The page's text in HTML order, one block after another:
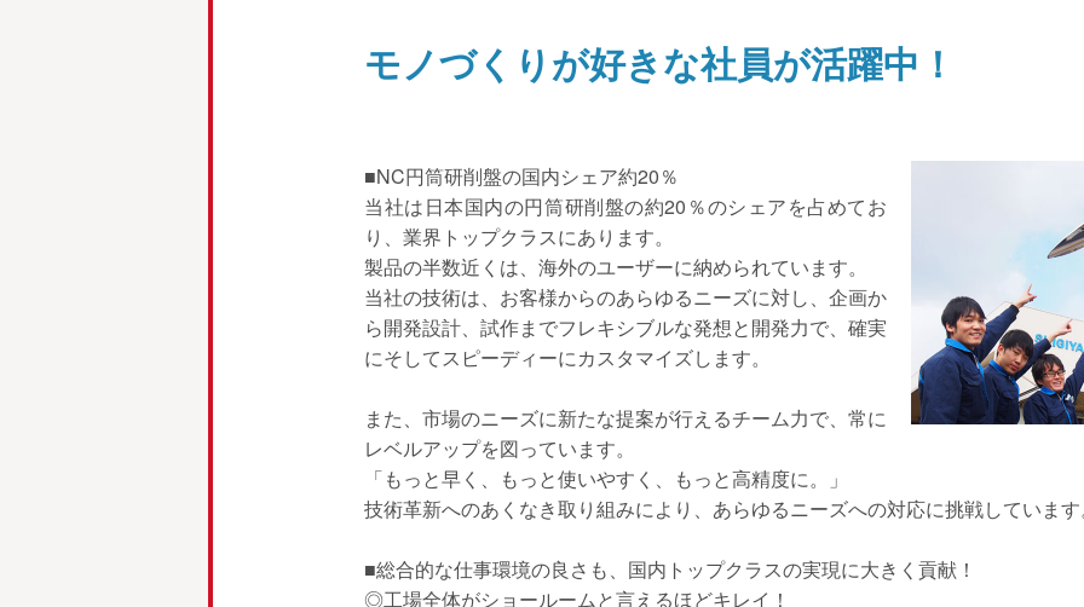
モノづくりが好きな社員が活躍中！
■NC円筒研削盤の国内シェア約20％
当社は日本国内の円筒研削盤の約20％のシェアを占めてお
り、業界トップクラスにあります。
製品の半数近くは、海外のユーザーに納められています。
当社の技術は、お客様からのあらゆるニーズに対し、企画か
ら開発設計、試作までフレキシブルな発想と開発力で、確実
にそしてスピーディーにカスタマイズします。
また、市場のニーズに新たな提案が行えるチーム力で、常に
レベルアップを図っています。
「もっと早く、もっと使いやすく、もっと高精度に。」
技術革新へのあくなき取り組みにより、あらゆるニーズへの対応に挑戦していま
■総合的な仕事環境の良さも、国内トップクラスの実現に大きく貢献！
◎工場全体がショールームと言えるほどキレイ！